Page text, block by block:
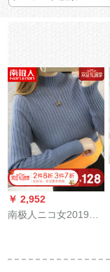
￥ 2,952
南极人ニコ女2019秋
子コテート